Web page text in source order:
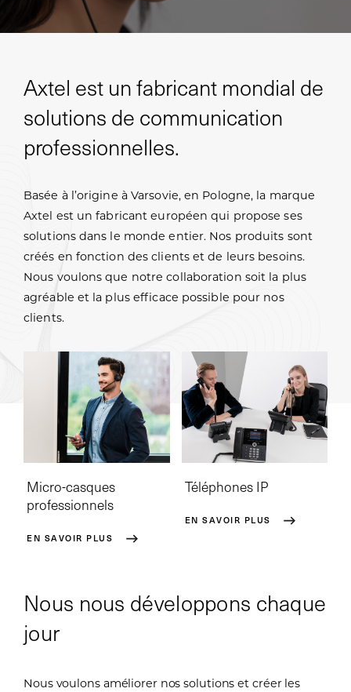
Axtel est un fabricant mondial de
solutions de communication
professionnelles.
Basée à l’origine à Varsovie, en Pologne, la marque
Axtel est un fabricant européen qui propose ses
solutions dans le monde entier. Nos produits sont
créés en fonction des clients et de leurs besoins.
Nous voulons que notre collaboration soit la plus
agréable et la plus efficace possible pour nos
clients.
Micro-casques
professionnels
EN SAVOIR PLUS
Téléphones IP
EN SAVOIR PLUS
Nous nous développons chaque
jour
Nous voulons améliorer nos solutions et créer les